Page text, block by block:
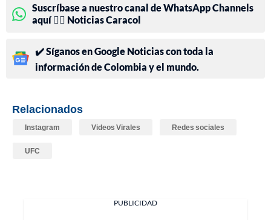
Suscríbase a nuestro canal de WhatsApp Channels
aquí 👉🏻 Noticias Caracol
✔️ Síganos en Google Noticias con toda la
información de Colombia y el mundo.
Relacionados
Instagram Videos Virales Redes sociales
UFC
PUBLICIDAD